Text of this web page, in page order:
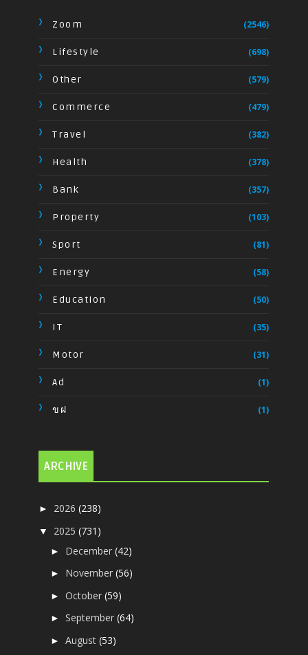
Zoom (2546)
Lifestyle (698)
Other (579)
Commerce (479)
Travel (382)
Health (378)
Bank (357)
Property (103)
Sport (81)
Energy (58)
Education (50)
IT (35)
Motor (31)
Ad (1)
ขฝ (1)
ARCHIVE
► 2026(238)
▼ 2025(731)
► December(42)
► November(56)
►October(59)
►September(64)
►August(53)